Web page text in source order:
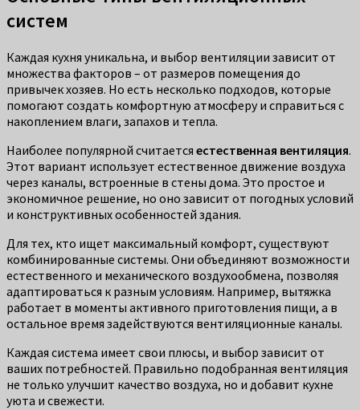
систем
Каждая кухня уникальна, и выбор вентиляции зависит от
множества факторов – от размеров помещения до
привычек хозяев. Но есть несколько подходов, которые
помогают создать комфортную атмосферу и справиться с
накоплением влаги, запахов и тепла.
Наиболее популярной считается естественная вентиляция.
Этот вариант использует естественное движение воздуха
через каналы, встроенные в стены дома. Это простое и
экономичное решение, но оно зависит от погодных условий
и конструктивных особенностей здания.
Для тех, кто ищет максимальный комфорт, существуют
комбинированные системы. Они объединяют возможности
естественного и механического воздухообмена, позволяя
адаптироваться к разным условиям. Например, вытяжка
работает в моменты активного приготовления пищи, а в
остальное время задействуются вентиляционные каналы.
Каждая система имеет свои плюсы, и выбор зависит от
ваших потребностей. Правильно подобранная вентиляция
не только улучшит качество воздуха, но и добавит кухне
уюта и свежести.